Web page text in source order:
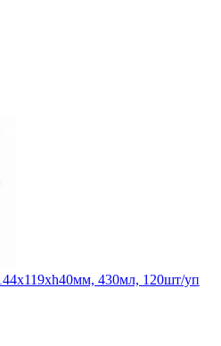
430мл, 120шт/уп